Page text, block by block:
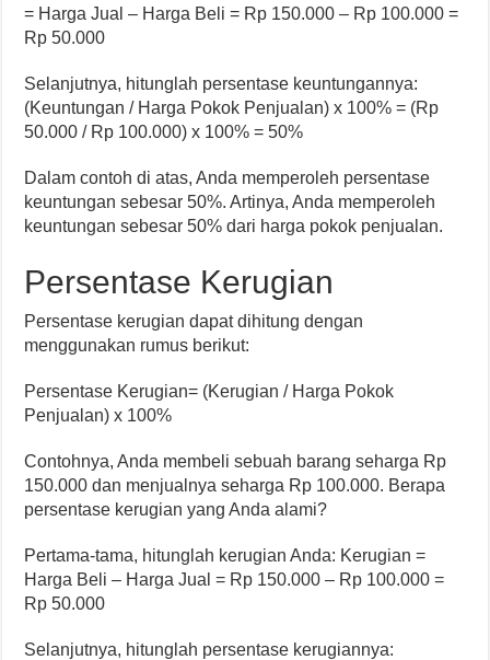
= Harga Jual – Harga Beli = Rp 150.000 – Rp 100.000 =
Rp 50.000
Selanjutnya, hitunglah persentase keuntungannya:
(Keuntungan / Harga Pokok Penjualan) x 100% = (Rp
50.000 / Rp 100.000) x 100% = 50%
Dalam contoh di atas, Anda memperoleh persentase
keuntungan sebesar 50%. Artinya, Anda memperoleh
keuntungan sebesar 50% dari harga pokok penjualan.
Persentase Kerugian
Persentase kerugian dapat dihitung dengan
menggunakan rumus berikut:
Persentase Kerugian= (Kerugian / Harga Pokok
Penjualan) x 100%
Contohnya, Anda membeli sebuah barang seharga Rp
150.000 dan menjualnya seharga Rp 100.000. Berapa
persentase kerugian yang Anda alami?
Pertama-tama, hitunglah kerugian Anda: Kerugian =
Harga Beli – Harga Jual = Rp 150.000 – Rp 100.000 =
Rp 50.000
Selanjutnya, hitunglah persentase kerugiannya: